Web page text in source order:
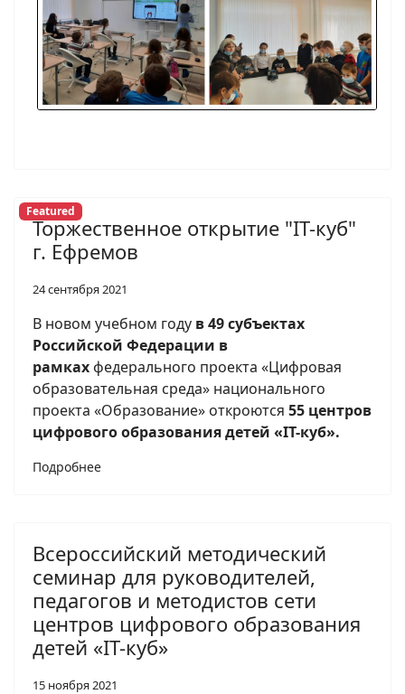
Featured
Торжественное открытие "IT-куб"
г. Ефремов
24 сентября 2021
В новом учебном году в 49 субъектах
Российской Федерации в
рамкахфедерального проекта «Цифровая
образовательная среда» национального
проекта «Образование» откроются 55 центров
цифрового образования детей «IT-куб».
Подробнее
Всероссийский методический
семинар для руководителей,
педагогов и методистов сети
центров цифрового образования
детей «IT-куб»
15 ноября 2021